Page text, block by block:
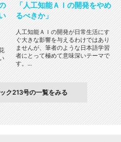
「人工知能ＡＩの開発をやめ
るべきか」
人工知能ＡＩの開発が日常生活にす
ぐ大きな影響を与えるわけではあり
ませんが、筆者のような日本語学習
者にとって極めて意味深いテーマで
す。...
ク213号の一覧をみる